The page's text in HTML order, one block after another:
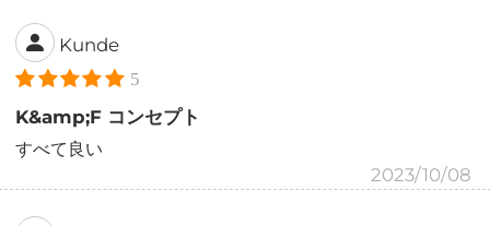
Kunde
5
K&amp;F コンセプト
すべて良い
2023/10/08